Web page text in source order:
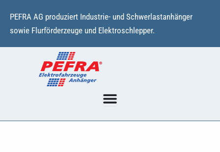
Inhalt
springen
PEFRA AG produziert Industrie- und Schwerlastanhänger
sowie Flurförderzeuge und Elektroschlepper.